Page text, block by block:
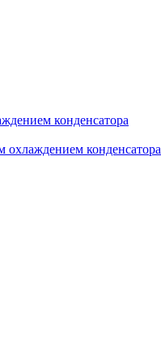
конденсатора
конденсатора